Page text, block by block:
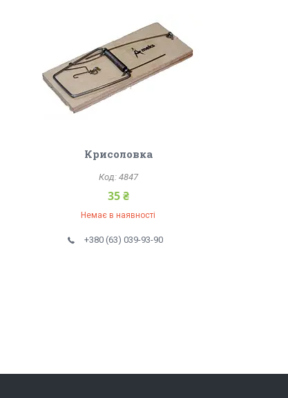
Крисоловка
4847
35 ₴
Немає в наявності
+380 (63) 039-93-90